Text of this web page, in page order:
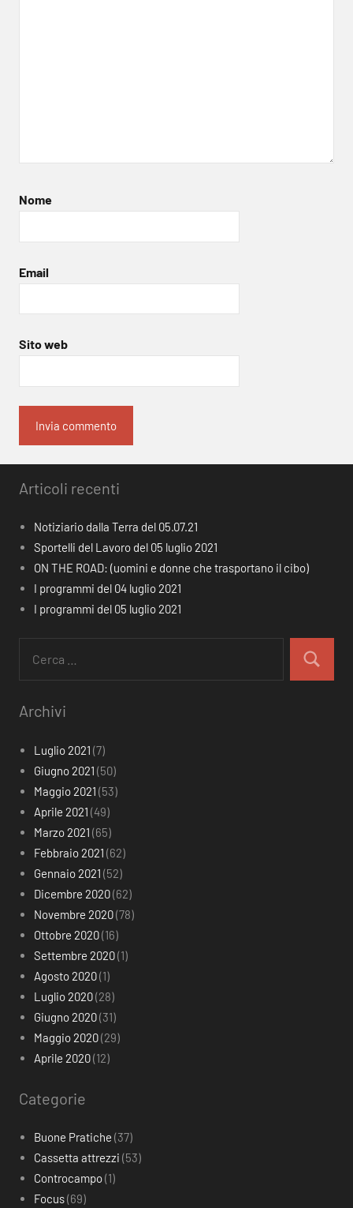
Nome
Email
Sito web
Articoli recenti
Notiziario dalla Terra del 05.07.21
Sportelli del Lavoro del 05 luglio 2021
ON THE ROAD: (uomini e donne che trasportano il cibo)
I programmi del 04 luglio 2021
I programmi del 05 luglio 2021
per:
Cerca
Archivi
Luglio 2021 (7)
Giugno 2021 (50)
Maggio 2021 (53)
Aprile 2021 (49)
Marzo 2021 (65)
Febbraio 2021 (62)
Gennaio 2021 (52)
Dicembre 2020(62)
Novembre 2020(78)
Ottobre 2020(16)
Settembre 2020(1)
Agosto 2020(1)
Luglio 2020(28)
Giugno 2020(31)
Maggio 2020(29)
Aprile 2020(12)
Categorie
Buone Pratiche (37)
Cassetta attrezzi (53)
Controcampo(1)
Focus(69)